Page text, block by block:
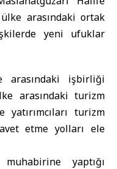
arasındaki ortak
yeni ufuklar
arasındaki işbirliği
arasındaki turizm
yatırımcıları turizm
etme yolları ele
yaptığı